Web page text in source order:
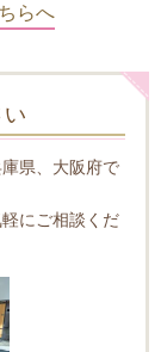
らへ
県、大阪府で
にご相談くだ